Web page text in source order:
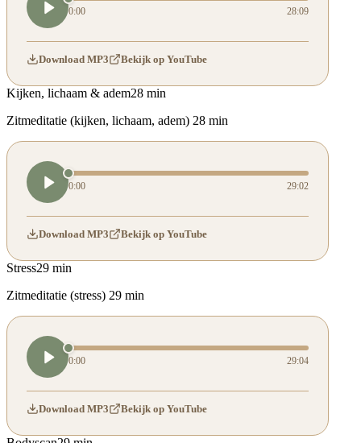
0:00 28:09
Download MP3 Bekijk op YouTube
Kijken, lichaam & adem28 min
Zitmeditatie (kijken, lichaam, adem) 28 min
0:00 29:02
Download MP3 Bekijk op YouTube
Stress29 min
Zitmeditatie (stress) 29 min
0:00 29:04
Download MP3 Bekijk op YouTube